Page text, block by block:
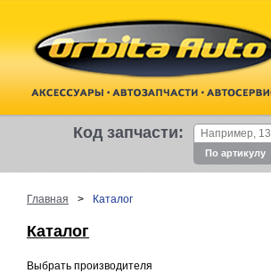
Код запчасти:
По артикулу
Главная > Каталог
Каталог
Выбрать производителя